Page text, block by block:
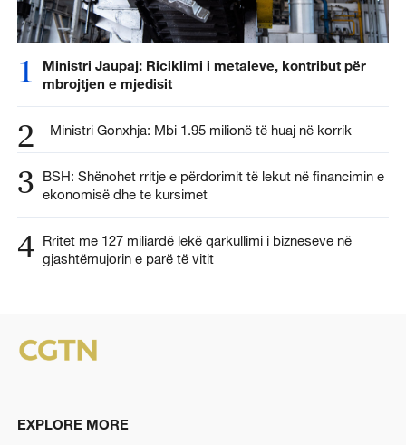
1
Ministri Jaupaj: Riciklimi i metaleve, kontribut për
mbrojtjen e mjedisit
2 Ministri Gonxhja: Mbi 1.95 milionë të huaj në korrik
3
BSH: Shënohet rritje e përdorimit të lekut në financimin e
ekonomisë dhe te kursimet
4 Rritet me 127 miliardë lekë qarkullimi i bizneseve në
gjashtëmujorin e parë të vitit
EXPLORE MORE